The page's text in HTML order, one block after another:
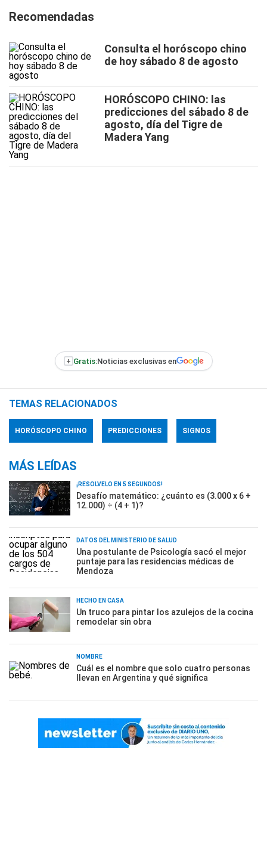
Recomendadas
Consulta el horóscopo chino
de hoy sábado 8 de agosto
HORÓSCOPO CHINO: las
predicciones del sábado 8 de
agosto, día del Tigre de
Madera Yang
+ Gratis:Noticias exclusivas en
TEMAS RELACIONADOS
HORÓSCOPO CHINO PREDICCIONES SIGNOS
MÁS LEÍDAS
¡RESOLVELO EN 5 SEGUNDOS!
Desafío matemático: ¿cuánto es (3.000 x 6 +
12.000) ÷ (4 + 1)?
DATOS DEL MINISTERIO DE SALUD
Una postulante de Psicología sacó el mejor
puntaje para las residencias médicas de
Mendoza
HECHO EN CASA
Un truco para pintar los azulejos de la cocina
remodelar sin obra
NOMBRE
Cuál es el nombre que solo cuatro personas
llevan en Argentina y qué significa